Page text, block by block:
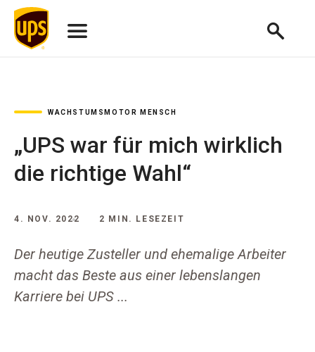
WACHSTUMSMOTOR MENSCH
„UPS war für mich wirklich
die richtige Wahl“
4. NOV. 2022 2 MIN. LESEZEIT
Der heutige Zusteller und ehemalige Arbeiter
macht das Beste aus einer lebenslangen
Karriere bei UPS ...